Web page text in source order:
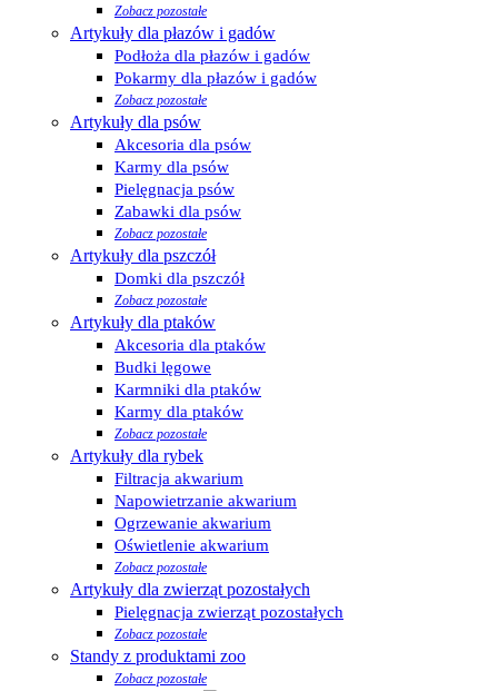
Zobacz pozostałe
Artykuły dla płazów i gadów
Podłoża dla płazów i gadów
Pokarmy dla płazów i gadów
Zobacz pozostałe
Artykuły dla psów
Akcesoria dla psów
Karmy dla psów
Pielęgnacja psów
Zabawki dla psów
Zobacz pozostałe
Artykuły dla pszczół
Domki dla pszczół
Zobacz pozostałe
Artykuły dla ptaków
Akcesoria dla ptaków
Budki lęgowe
Karmniki dla ptaków
Karmy dla ptaków
Zobacz pozostałe
Artykuły dla rybek
Filtracja akwarium
Napowietrzanie akwarium
Ogrzewanie akwarium
Oświetlenie akwarium
Zobacz pozostałe
Artykuły dla zwierząt pozostałych
Pielęgnacja zwierząt pozostałych
Zobacz pozostałe
Standy z produktami zoo
Zobacz pozostałe